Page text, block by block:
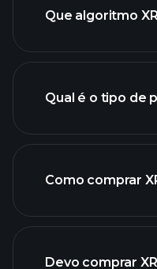
Que algoritmo
Qual é o tipo de
Como comprar
Devo comprar